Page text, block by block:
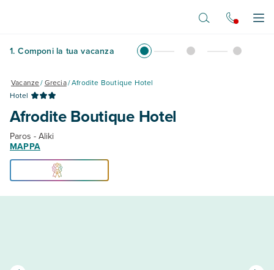
1. Componi la tua vacanza
Vacanze/Grecia/Afrodite Boutique Hotel
Hotel
Afrodite Boutique Hotel
Paros - Aliki
MAPPA